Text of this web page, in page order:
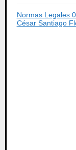
Normas Legales
César Santiago